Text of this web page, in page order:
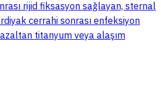
rijid fiksasyon sağlayan, sternal
cerrahi sonrası enfeksiyon
titanyum veya alaşım